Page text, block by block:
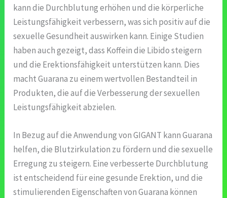
kann die Durchblutung erhöhen und die körperliche
Leistungsfähigkeit verbessern, was sich positiv auf die
sexuelle Gesundheit auswirken kann. Einige Studien
haben auch gezeigt, dass Koffein die Libido steigern
und die Erektionsfähigkeit unterstützen kann. Dies
macht Guarana zu einem wertvollen Bestandteil in
Produkten, die auf die Verbesserung der sexuellen
Leistungsfähigkeit abzielen.
In Bezug auf die Anwendung von GIGANT kann Guarana
helfen, die Blutzirkulation zu fördern und die sexuelle
Erregung zu steigern. Eine verbesserte Durchblutung
ist entscheidend für eine gesunde Erektion, und die
stimulierenden Eigenschaften von Guarana können